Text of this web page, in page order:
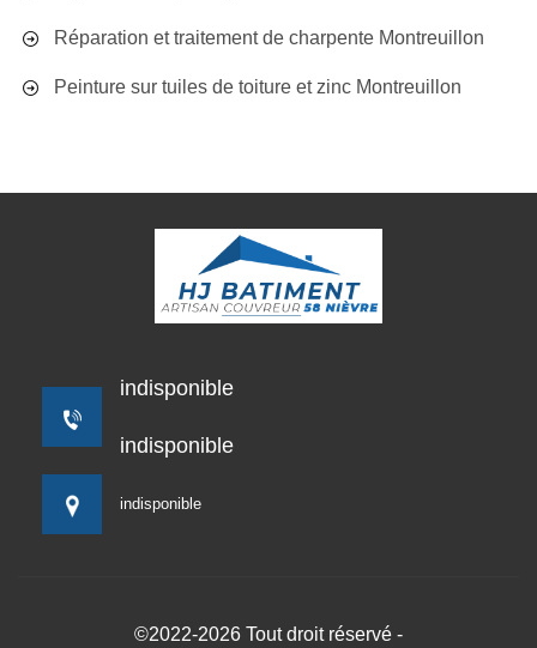
Réparation et traitement de charpente Montreuillon
Peinture sur tuiles de toiture et zinc Montreuillon
indisponible
indisponible
indisponible
©2022-2026 Tout droit réservé -